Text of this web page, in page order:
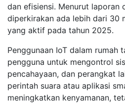
dan efisiensi. Menurut laporan
diperkirakan ada lebih dari 30
yang aktif pada tahun 2025.
Penggunaan IoT dalam rumah
pengguna untuk mengontrol
pencahayaan, dan perangkat
perintah suara atau aplikasi
meningkatkan kenyamanan,